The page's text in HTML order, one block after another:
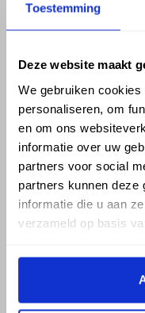
Toestemming
Deze website maakt
We gebruiken
personaliseren, om
en om ons
informatie over uw
partners voor social
partners kunnen deze
informatie die u aan
verzameld op basis
ASSORTIMENT
Hemelwaterafvoer
Drukleiding
Beregening
Dak en gevel
phone_enabled +31 416 75 02 55
mail info@vosproducts.nl
check_circleDé bouwmarkt van
check_circle Direct uit grote
check_circleLevering in NL en BE